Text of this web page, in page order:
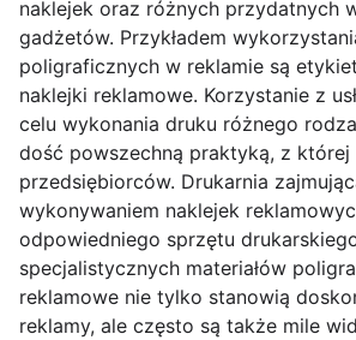
naklejek oraz różnych przydatnych
gadżetów. Przykładem
poligraficznych w reklamie są
naklejki reklamowe. Korzystanie z
celu wykonania druku różnego
dość powszechną praktyką, z
przedsiębiorców. Drukarnia
wykonywaniem naklejek
odpowiedniego sprzętu
specjalistycznych materiałów
reklamowe nie tylko stanowią
reklamy, ale często są także mile